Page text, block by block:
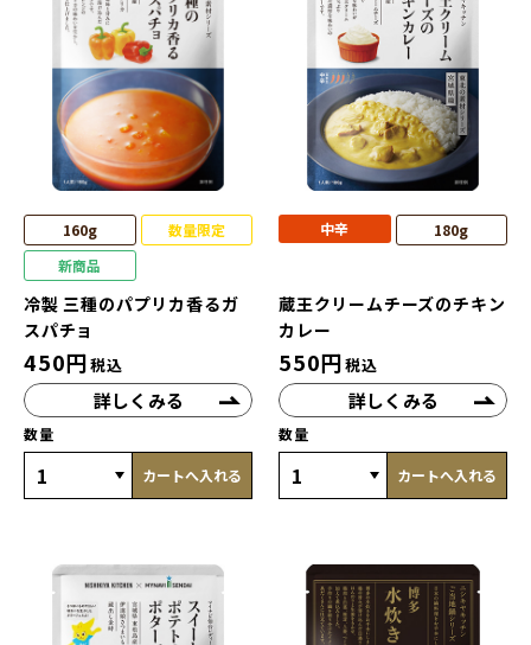
160g
数量限定
新商品
冷製 三種のパプリカ香るガ
スパチョ
450円税込
詳しくみる
数量
カートへ入れる
中辛 180g
蔵王クリームチーズのチキン
カレー
550円税込
詳しくみる
数量
カートへ入れる